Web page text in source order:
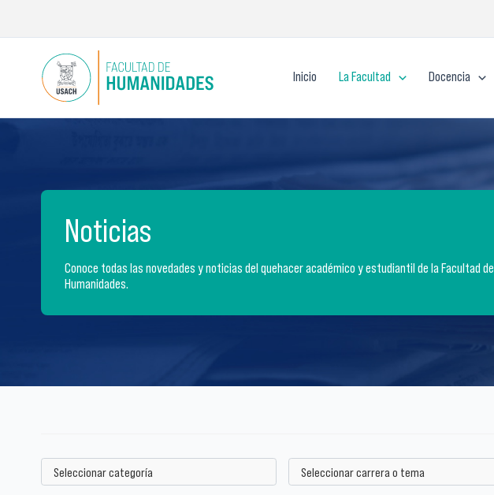
Inicio La Facultad Docencia
Noticias
Conoce todas las novedades y noticias del quehacer académico y estudiantil de la Facultad de
Humanidades.